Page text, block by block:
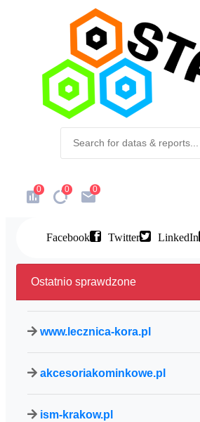
0 0 0
Facebook Twitter LinkedIn
Ostatnio sprawdzone
www.lecznica-kora.pl
akcesoriakominkowe.pl
ism-krakow.pl